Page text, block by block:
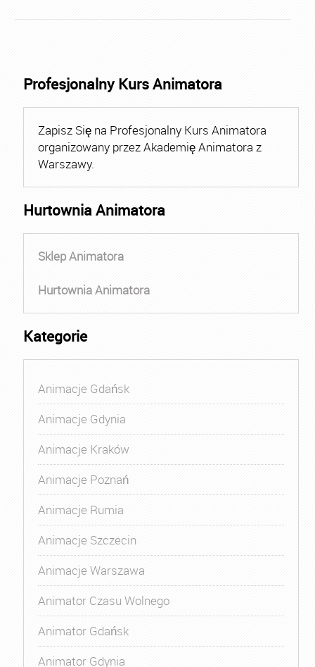
Profesjonalny Kurs Animatora
Zapisz Się na Profesjonalny Kurs Animatora
organizowany przez Akademię Animatora z
Warszawy.
Hurtownia Animatora
Sklep Animatora
Hurtownia Animatora
Kategorie
Animacje Gdańsk
Animacje Gdynia
Animacje Kraków
Animacje Poznań
Animacje Rumia
Animacje Szczecin
Animacje Warszawa
Animator Czasu Wolnego
Animator Gdańsk
Animator Gdynia